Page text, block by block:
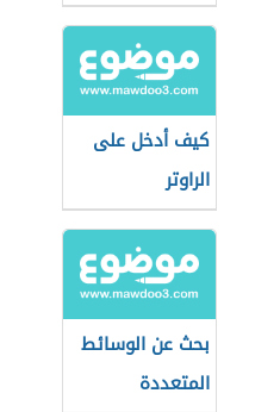
كيف أدخل على
الراوتر
بحث عن الوسائط
المتعددة